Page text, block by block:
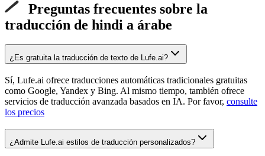
Preguntas frecuentes sobre la
traducción de hindi a árabe
¿Es gratuita la traducción de texto de Lufe.ai?
Sí, Lufe.ai ofrece traducciones automáticas tradicionales gratuitas
como Google, Yandex y Bing. Al mismo tiempo, también ofrece
servicios de traducción avanzada basados en IA. Por favor, consulte
los precios
¿Admite Lufe.ai estilos de traducción personalizados?